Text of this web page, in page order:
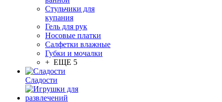
Стульчики для
купания
Гель для рук
Носовые платки
Салфетки влажные
Губки и мочалки
+ ЕЩЕ 5
Сладости